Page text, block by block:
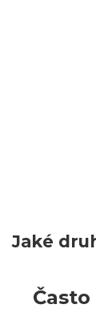
Jaké